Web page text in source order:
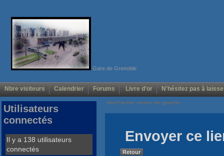
Gare de Grenoble
Nbre visiteurs Calendrier Forums Livre d'or N'hésitez pas à
Voir/Cacher menus de gauche
Envoyer ce
Retour
Utilisateurs
connectés
Il y a 138 utilisateurs
connectés